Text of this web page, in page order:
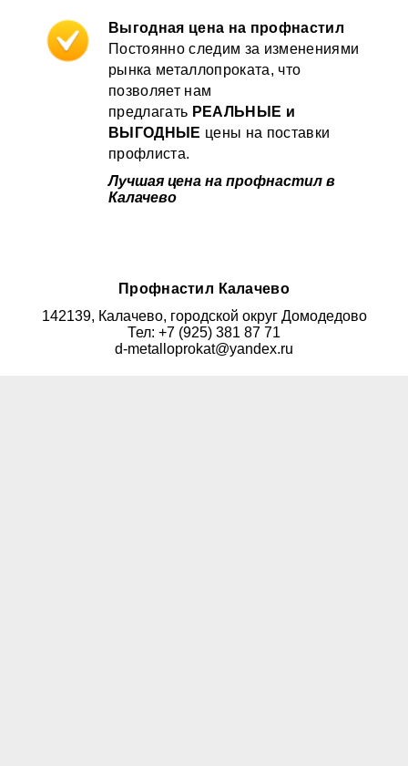
Выгодная цена на профнастил
Постоянно следим за изменениями
рынка металлопроката, что
позволяет нам
предлагать РЕАЛЬНЫЕ и
ВЫГОДНЫЕ цены на поставки
профлиста.
Лучшая цена на профнастил в
Калачево
Профнастил Калачево
142139, Калачево, городской округ Домодедово
Тел: +7 (925) 381 87 71
d-metalloprokat@yandex.ru